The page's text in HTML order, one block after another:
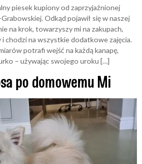
piesek kupiony od zaprzyjaźnionej
Odkąd pojawił się w naszej
na krok, towarzyszy mi na zakupach,
i chodzi na wszystkie dodatkowe zajęcia.
potrafi wejść na każdą kanapę,
– używając swojego uroku […]
po domowemu Miś